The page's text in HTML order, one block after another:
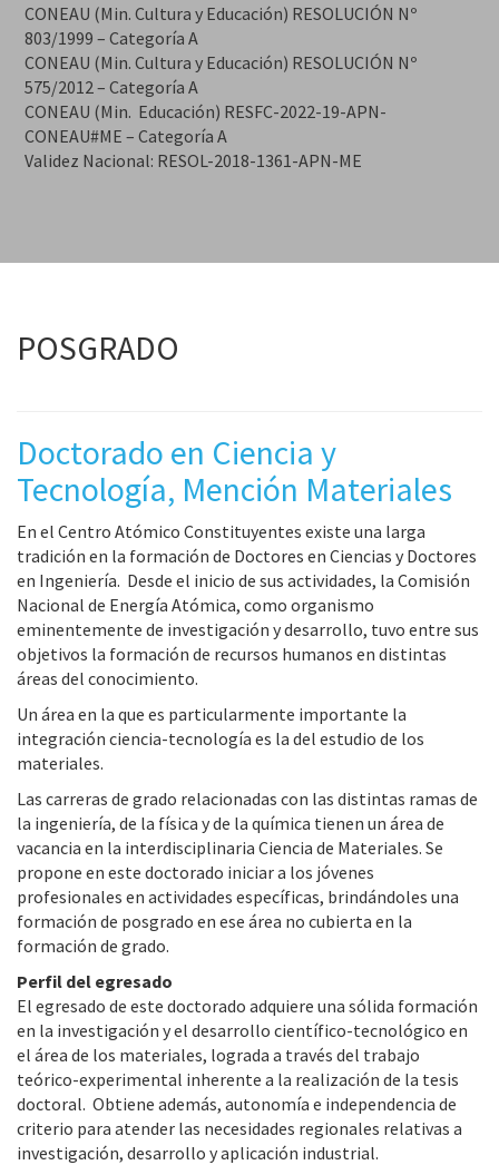
CONEAU (Min. Cultura y Educación) RESOLUCIÓN Nº
803/1999 – Categoría A
CONEAU (Min. Cultura y Educación) RESOLUCIÓN Nº
575/2012 – Categoría A
CONEAU (Min. Educación) RESFC-2022-19-APN-
CONEAU#ME – Categoría A
Validez Nacional: RESOL-2018-1361-APN-ME
POSGRADO
Doctorado en Ciencia y
Tecnología, Mención Materiales
En el Centro Atómico Constituyentes existe una larga
tradición en la formación de Doctores en Ciencias y Doctores
en Ingeniería. Desde el inicio de sus actividades, la Comisión
Nacional de Energía Atómica, como organismo
eminentemente de investigación y desarrollo, tuvo entre sus
objetivos la formación de recursos humanos en distintas
áreas del conocimiento.
Un área en la que es particularmente importante la
integración ciencia-tecnología es la del estudio de los
materiales.
Las carreras de grado relacionadas con las distintas ramas de
la ingeniería, de la física y de la química tienen un área de
vacancia en la interdisciplinaria Ciencia de Materiales. Se
propone en este doctorado iniciar a los jóvenes
profesionales en actividades específicas, brindándoles una
formación de posgrado en ese área no cubierta en la
formación de grado.
Perfil del egresado
El egresado de este doctorado adquiere una sólida formación
en la investigación y el desarrollo científico-tecnológico en
el área de los materiales, lograda a través del trabajo
teórico-experimental inherente a la realización de la tesis
doctoral. Obtiene además, autonomía e independencia de
criterio para atender las necesidades regionales relativas a
investigación, desarrollo y aplicación industrial.